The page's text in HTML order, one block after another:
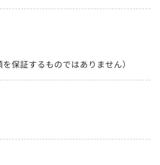
保証するものではありません）